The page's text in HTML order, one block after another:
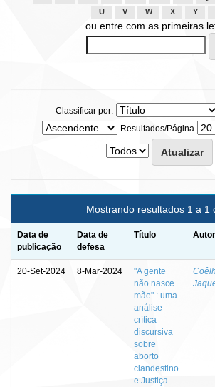
U
V W X Y
ou entre com as primeiras
Classificar por:
Resultados/Página
Mostrando resultados 1 a 1
Data de
publicação
Data de
defesa
Título
20-Set-2024 8-Mar-2024
"A gente
não nasce
mãe" : uma
análise
crítica
discursiva
sobre
aborto
clandestino
e Justiça